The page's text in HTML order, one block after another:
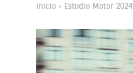
Inicio > Estudio Motor 2024